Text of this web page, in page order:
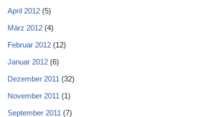
April 2012 (5)
März 2012 (4)
Februar 2012 (12)
Januar 2012 (6)
Dezember 2011 (32)
November 2011 (1)
September 2011 (7)